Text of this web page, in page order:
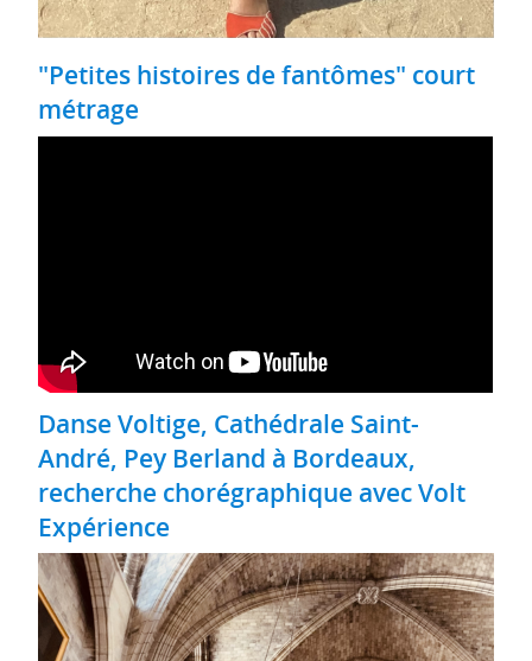
"Petites histoires de fantômes" court
métrage
Danse Voltige, Cathédrale Saint-
André, Pey Berland à Bordeaux,
recherche chorégraphique avec Volt
Expérience